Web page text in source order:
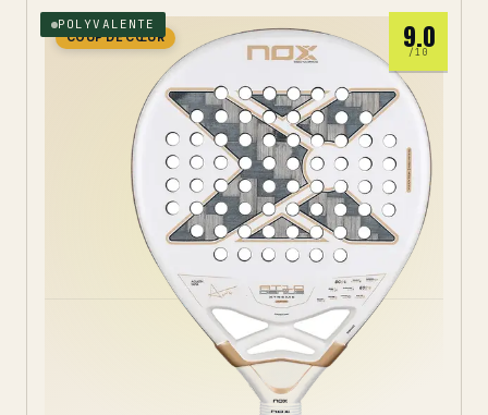
COUP DE CŒUR
POLYVALENTE 9.0
/10